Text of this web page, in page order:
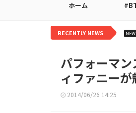
ホーム
RECENTLY NEWS NEW
パフォーマ
ィファニー
2014/06/26 14:25